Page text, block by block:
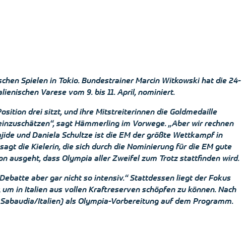
Spielen in Tokio. Bundestrainer Marcin Witkowski hat die 24-
Varese vom 9. bis 11. April, nominiert.
drei sitzt, und ihre Mitstreiterinnen die Goldmedaille
sagt Hämmerling im Vorwege. „Aber wir rechnen
und Daniela Schultze ist die EM der größte Wettkampf in
die Kielerin, die sich durch die Nominierung für die EM gute
ausgeht, dass Olympia aller Zweifel zum Trotz stattfinden wird.
aber gar nicht so intensiv.“ Stattdessen liegt der Fokus
in Italien aus vollen Kraftreserven schöpfen zu können. Nach
Italien) als Olympia-Vorbereitung auf dem Programm.